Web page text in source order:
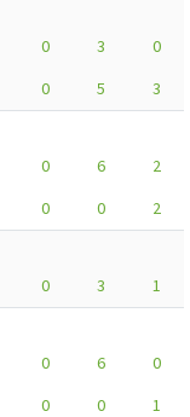
0 3
0
0 5
3
0 6
2
0 0
2
0 3
1
0 6
0
0 0
1